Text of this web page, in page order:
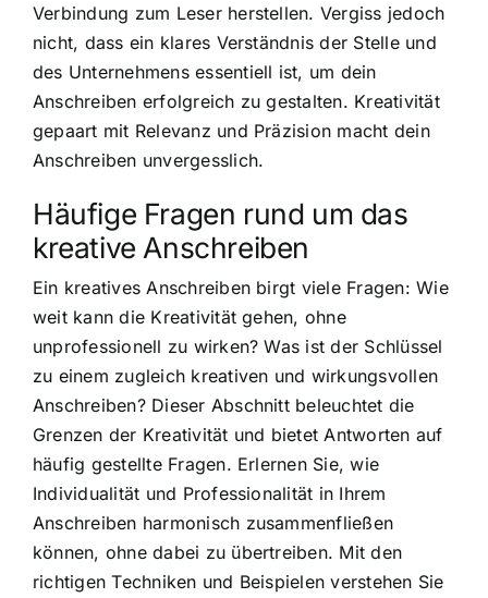
Verbindung zum Leser herstellen. Vergiss jedoch
nicht, dass ein klares Verständnis der Stelle und
des Unternehmens essentiell ist, um dein
Anschreiben erfolgreich zu gestalten. Kreativität
gepaart mit Relevanz und Präzision macht dein
Anschreiben unvergesslich.
Häufige Fragen rund um das
kreative Anschreiben
Ein kreatives Anschreiben birgt viele Fragen: Wie
weit kann die Kreativität gehen, ohne
unprofessionell zu wirken? Was ist der Schlüssel
zu einem zugleich kreativen und wirkungsvollen
Anschreiben? Dieser Abschnitt beleuchtet die
Grenzen der Kreativität und bietet Antworten auf
häufig gestellte Fragen. Erlernen Sie, wie
Individualität und Professionalität in Ihrem
Anschreiben harmonisch zusammenfließen
können, ohne dabei zu übertreiben. Mit den
richtigen Techniken und Beispielen verstehen Sie